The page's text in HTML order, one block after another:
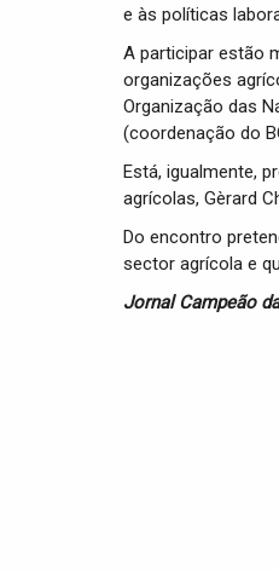
e às políticas
A participar estão
organizações
Organização das
(coordenação do
Está, igualmente,
agrícolas, Gèrard
Do encontro
sector agrícola e
Jornal Campeão